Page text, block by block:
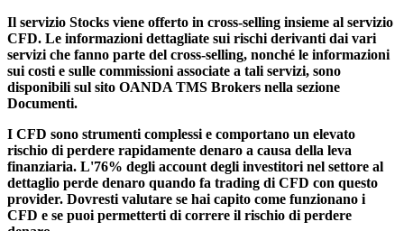
Il servizio Stocks viene offerto in cross-selling insieme al servizio
CFD. Le informazioni dettagliate sui rischi derivanti dai vari
servizi che fanno parte del cross-selling, nonché le informazioni
sui costi e sulle commissioni associate a tali servizi, sono
disponibili sul sito OANDA TMS Brokers nella sezione
Documenti.
I CFD sono strumenti complessi e comportano un elevato
rischio di perdere rapidamente denaro a causa della leva
finanziaria. L'76% degli account degli investitori nel settore al
dettaglio perde denaro quando fa trading di CFD con questo
provider. Dovresti valutare se hai capito come funzionano i
CFD e se puoi permetterti di correre il rischio di perdere